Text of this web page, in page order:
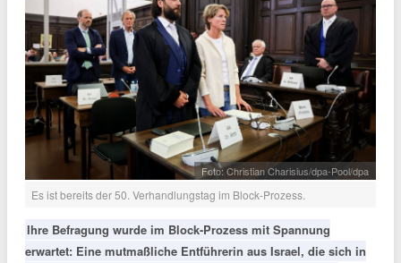
Foto: Christian Charisius/dpa-Pool/dpa
Es ist bereits der 50. Verhandlungstag im Block-Prozess.
Ihre Befragung wurde im Block-Prozess mit Spannung
erwartet: Eine mutmaßliche Entführerin aus Israel, die sich in